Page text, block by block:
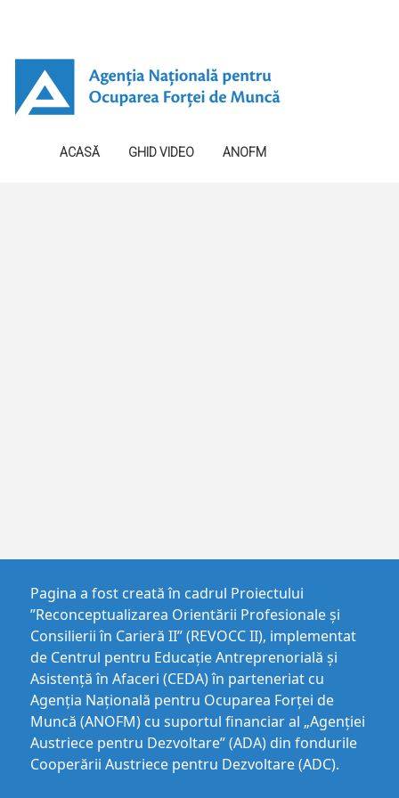
ACASĂ GHID VIDEO ANOFM
Pagina a fost creată în cadrul Proiectului
”Reconceptualizarea Orientării Profesionale și
Consilierii în Carieră II” (REVOCC II), implementat
de Centrul pentru Educaţie Antreprenorială şi
Asistenţă în Afaceri (CEDA) în parteneriat cu
Agenția Națională pentru Ocuparea Forței de
Muncă (ANOFM) cu suportul financiar al „Agenției
Austriece pentru Dezvoltare” (ADA) din fondurile
Cooperării Austriece pentru Dezvoltare (ADC).